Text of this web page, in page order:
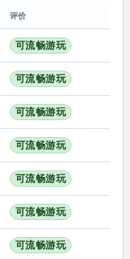
评价
可流畅游玩
可流畅游玩
可流畅游玩
可流畅游玩
可流畅游玩
可流畅游玩
可流畅游玩